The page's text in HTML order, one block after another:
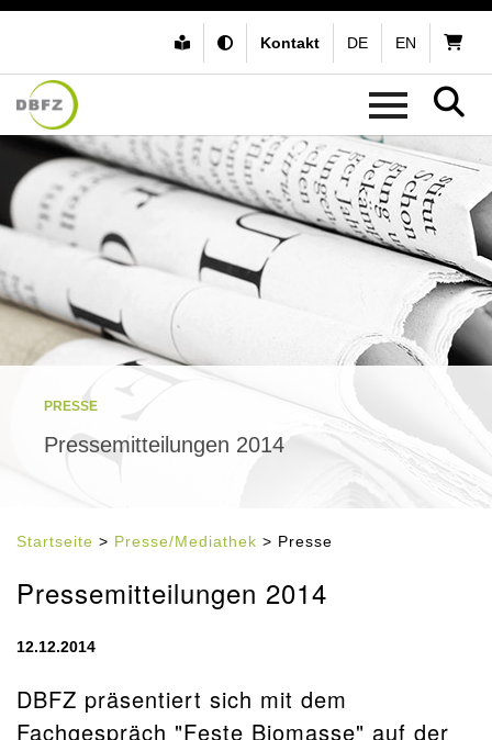
Kontakt DE EN
PRESSE
Pressemitteilungen 2014
Startseite > Presse/Mediathek > Presse
Pressemitteilungen 2014
12.12.2014
DBFZ präsentiert sich mit dem
Fachgespräch "Feste Biomasse" auf der